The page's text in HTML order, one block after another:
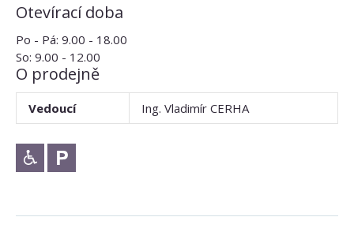
Otevírací doba
Po - Pá: 9.00 - 18.00
So: 9.00 - 12.00
O prodejně
Vedoucí Ing. Vladimír CERHA